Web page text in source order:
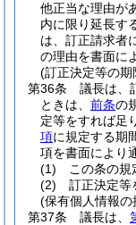
他正当な理由が
内に限り延長す
は、訂正請求者
の理由を書面に
(訂正決定等の期
第36条
議長は、
ときは、 前条の
定等をすれば足
項に規定する期
項を書面により
(1)
この条の
(2)
訂正決定等
(保有個人情報
第37条
議長は、